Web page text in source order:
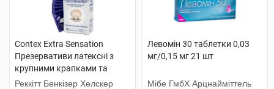
Contex Extra Sensation
Презервативи латексні з
крупними крапками та
ребрами 12 шт
Реккітт Бенкізер Хелскер
Левомін 30 таблетки 0,03
мг/0,15 мг 21 шт
Мібе ГмбХ Арцнайміттель